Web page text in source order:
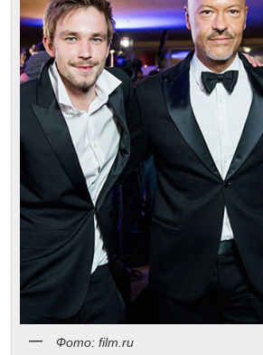
Фото: film.ru